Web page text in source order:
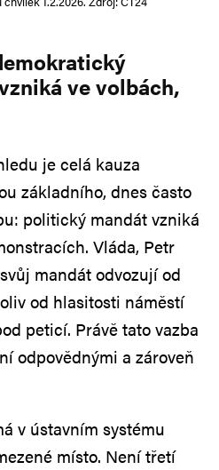
ve volbách,
je celá kauza
základního, dnes často
politický mandát vzniká
Vláda, Petr
mandát odvozují od
od hlasitosti náměstí
peticí. Právě tato vazba
odpovědnými a zároveň
v ústavním systému
místo. Není třetí